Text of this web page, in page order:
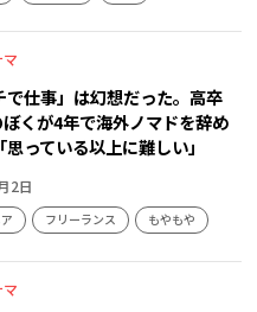
で仕事」は幻想だった。高卒
くが4年で海外ノマドを辞め
っている以上に難しい」
2日
フリーランス もやもや